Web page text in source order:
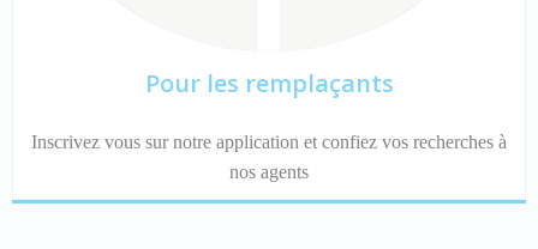
Pour les remplaçants
Inscrivez vous sur notre application et confiez vos recherches à
nos agents